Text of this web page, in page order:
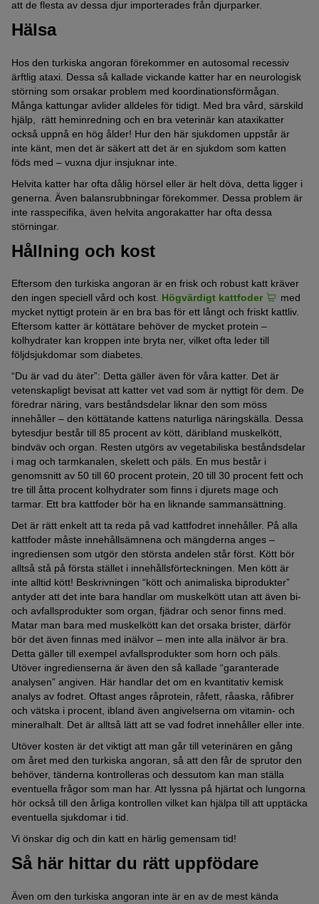
att de flesta av dessa djur importerades från djurparker.
Hälsa
Hos den turkiska angoran förekommer en autosomal recessiv
ärftlig ataxi. Dessa så kallade vickande katter har en neurologisk
störning som orsakar problem med koordinationsförmågan.
Många kattungar avlider alldeles för tidigt. Med bra vård, särskild
hjälp, rätt heminredning och en bra veterinär kan ataxikatter
också uppnå en hög ålder! Hur den här sjukdomen uppstår är
inte känt, men det är säkert att det är en sjukdom som katten
föds med – vuxna djur insjuknar inte.
Helvita katter har ofta dålig hörsel eller är helt döva, detta ligger i
generna. Även balansrubbningar förekommer. Dessa problem är
inte rasspecifika, även helvita angorakatter har ofta dessa
störningar.
Hållning och kost
Eftersom den turkiska angoran är en frisk och robust katt kräver
den ingen speciell vård och kost. Högvärdigt kattfoder
med
mycket nyttigt protein är en bra bas för ett långt och friskt kattliv.
Eftersom katter är köttätare behöver de mycket protein –
kolhydrater kan kroppen inte bryta ner, vilket ofta leder till
följdsjukdomar som diabetes.
“Du är vad du äter”: Detta gäller även för våra katter. Det är
vetenskapligt bevisat att katter vet vad som är nyttigt för dem. De
föredrar näring, vars beståndsdelar liknar den som möss
innehåller – den köttätande kattens naturliga näringskälla. Dessa
bytesdjur består till 85 procent av kött, däribland muskelkött,
bindväv och organ. Resten utgörs av vegetabiliska beståndsdelar
i mag och tarmkanalen, skelett och päls. En mus består i
genomsnitt av 50 till 60 procent protein, 20 till 30 procent fett och
tre till åtta procent kolhydrater som finns i djurets mage och
tarmar. Ett bra kattfoder bör ha en liknande sammansättning.
Det är rätt enkelt att ta reda på vad kattfodret innehåller. På alla
kattfoder måste innehållsämnena och mängderna anges –
ingrediensen som utgör den största andelen står först. Kött bör
alltså stå på första stället i innehållsförteckningen. Men kött är
inte alltid kött! Beskrivningen “kött och animaliska biprodukter”
antyder att det inte bara handlar om muskelkött utan att även bi-
och avfallsprodukter som organ, fjädrar och senor finns med.
Matar man bara med muskelkött kan det orsaka brister, därför
bör det även finnas med inälvor – men inte alla inälvor är bra.
Detta gäller till exempel avfallsprodukter som horn och päls.
Utöver ingredienserna är även den så kallade “garanterade
analysen” angiven. Här handlar det om en kvantitativ kemisk
analys av fodret. Oftast anges råprotein, råfett, råaska, råfibrer
och vätska i procent, ibland även angivelserna om vitamin- och
mineralhalt. Det är alltså lätt att se vad fodret innehåller eller inte.
Utöver kosten är det viktigt att man går till veterinären en gång
om året med den turkiska angoran, så att den får de sprutor den
behöver, tänderna kontrolleras och dessutom kan man ställa
eventuella frågor som man har. Att lyssna på hjärtat och lungorna
hör också till den årliga kontrollen vilket kan hjälpa till att upptäcka
eventuella sjukdomar i tid.
Vi önskar dig och din katt en härlig gemensam tid!
Så här hittar du rätt uppfödare
Även om den turkiska angoran inte är en av de mest kända